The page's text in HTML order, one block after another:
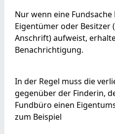
Nur wenn eine
Eigentümer oder Besitzer
Anschrift) aufweist,
Benachrichtigung.
In der Regel muss die
gegenüber der Finderin,
Fundbüro einen
zum Beispiel